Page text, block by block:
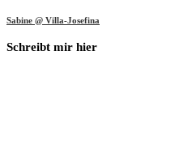
Sabine @ Villa-Josefina
Schreibt mir hier